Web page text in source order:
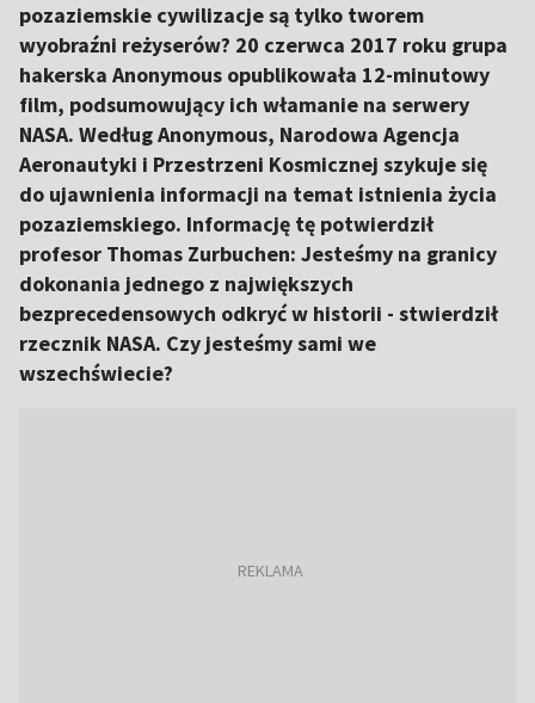
pozaziemskie cywilizacje są tylko tworem
wyobraźni reżyserów? 20 czerwca 2017 roku grupa
hakerska Anonymous opublikowała 12-minutowy
film, podsumowujący ich włamanie na serwery
NASA. Według Anonymous, Narodowa Agencja
Aeronautyki i Przestrzeni Kosmicznej szykuje się
do ujawnienia informacji na temat istnienia życia
pozaziemskiego. Informację tę potwierdził
profesor Thomas Zurbuchen: Jesteśmy na granicy
dokonania jednego z największych
bezprecedensowych odkryć w historii - stwierdził
rzecznik NASA. Czy jesteśmy sami we
wszechświecie?